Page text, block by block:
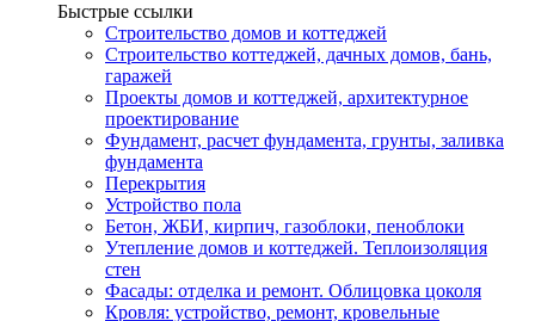
Быстрые ссылки
Строительство домов и коттеджей
Строительство коттеджей, дачных домов, бань,
гаражей
Проекты домов и коттеджей, архитектурное
проектирование
Фундамент, расчет фундамента, грунты, заливка
фундамента
Перекрытия
Устройство пола
Бетон, ЖБИ, кирпич, газоблоки, пеноблоки
Утепление домов и коттеджей. Теплоизоляция
стен
Фасады: отделка и ремонт. Облицовка цоколя
Кровля: устройство, ремонт, кровельные